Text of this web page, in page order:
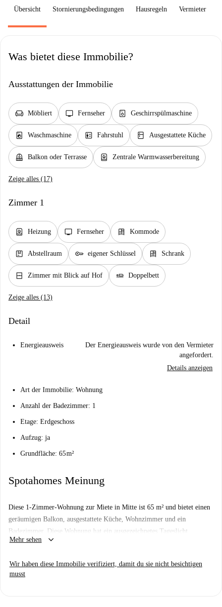
Übersicht Stornierungsbedingungen Hausregeln Vermieter
Was bietet diese Immobilie?
Ausstattungen der Immobilie
chair Möbliert tv Fernseher dishwasher_gen Geschirrspülmaschine
local_laundry_service Waschmaschine elevator Fahrstuhl kitchen Ausgestattete Küche
balcony Balkon oder Terrasse water_heater Zentrale Warmwasserbereitung
Zeige alles (17)
Zimmer 1
water_heater Heizung tv Fernseher dresser Kommode
package Abstellraum key eigener Schlüssel dresser Schrank
window_closed Zimmer mit Blick auf Hof airline_seat_flat Doppelbett
Zeige alles (13)
Detail
Energieausweis
Der Energieausweis wurde von den Vermieter
angefordert.
Details anzeigen
Art der Immobilie: Wohnung
Anzahl der Badezimmer: 1
Etage: Erdgeschoss
Aufzug: ja
Grundfläche: 65 m²
Spotahomes Meinung
Diese 1-Zimmer-Wohnung zur Miete in Mitte ist 65 m² und bietet einen
geräumigen Balkon, ausgestattete Küche, Wohnzimmer und ein
Badezimmer. Diese Wohnung hat ein ausgezeichnetes Tageslicht,
Zentralheizung und ist mit modernen Annehmlichkeiten ausgestattet.
Museumsinsel, ist Mitte ein touristisches Viertel mit viel zu bieten. Mit
Mehr sehen keyboard_arrow_down
Wir haben diese Immobilie verifiziert, damit du sie nicht besichtigen
musst